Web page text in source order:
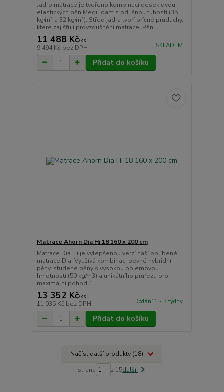
Jádro matrace je tvořeno kombinací desek dvou
elastických pěn MediFoam s odlišnou tuhostí (35
kg/m³ a 32 kg/m³). Střed jádra tvoří příčné průduchy,
které zajišťují provzdušnění matrace. Pěn...
11 488 Kč/ks
9 494 Kč bez DPH SKLADEM
Přidat do košíku
Matrace Ahorn Dia Hi 18 160 x 200 cm
Matrace Dia Hi je vylepšenou verzí naší oblíbené
matrace Dia. Využívá kombinaci pevné hybridní
pěny, studené pěny s vysokou objemovou
hmotností (50 kg/m3) a unikátního průřezu pro
maximální pohodlí. ...
13 352 Kč/ks
11 035 Kč bez DPH Dodání 1 - 3 týdny
Přidat do košíku
Načíst další produkty (18)
strana z 15další